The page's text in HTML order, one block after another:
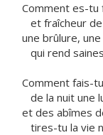
Comment es-tu
et fraîcheur
une brûlure,
qui rend
Comment fais-
de la nuit une
et des abîmes
tires-tu la vie